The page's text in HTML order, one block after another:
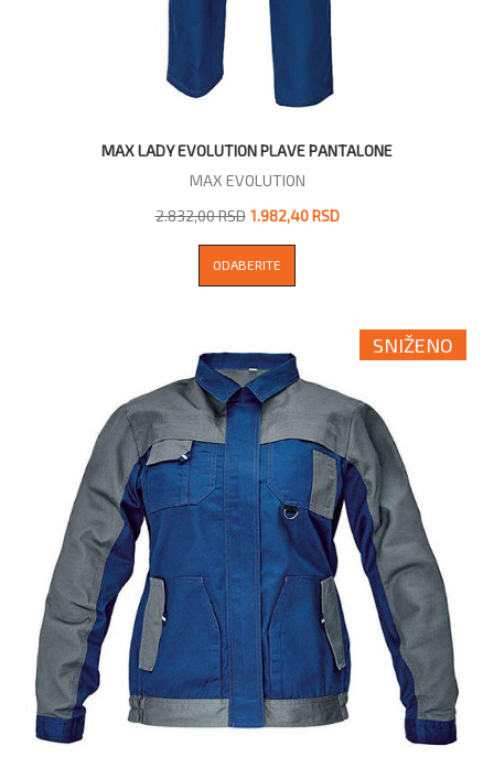
MAX LADY EVOLUTION PLAVE PANTALONE
MAX EVOLUTION
2.832,00 RSD 1.982,40 RSD
ODABERITE
SNIŽENO